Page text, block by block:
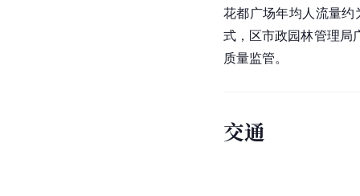
花都广场年均人流量
式，区市政园林管理局
质量监管。
交通